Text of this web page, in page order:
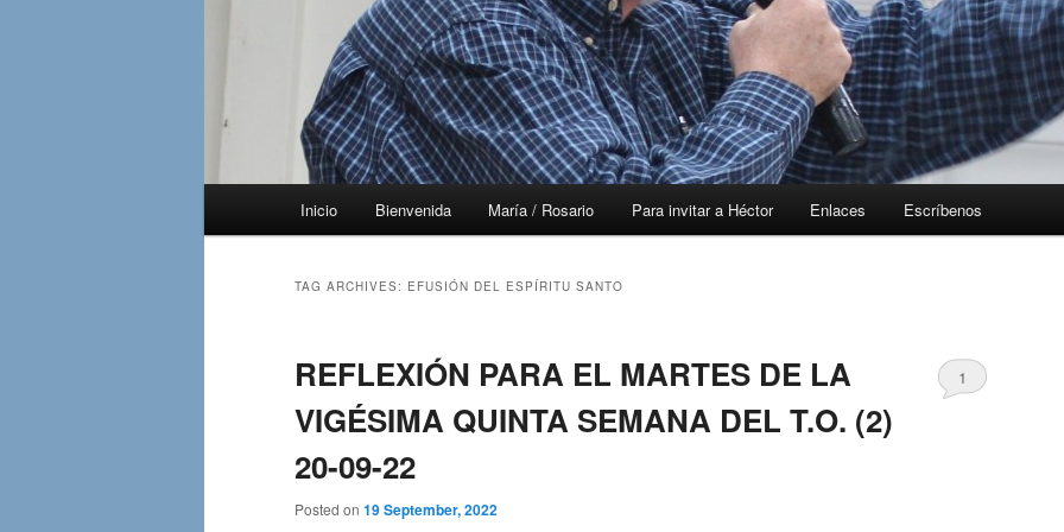
Inicio Bienvenida María / Rosario Para invitar a Héctor Enlaces Escríbenos
TAG ARCHIVES: EFUSIÓN DEL ESPÍRITU SANTO
REFLEXIÓN PARA EL MARTES DE LA
VIGÉSIMA QUINTA SEMANA DEL T.O. (2)
20-09-22
Posted on 19 September, 2022
1